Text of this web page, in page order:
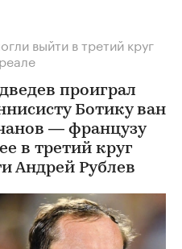
выйти в третий круг
проиграл
Ботику ван
— французу
в третий круг
Андрей Рублев